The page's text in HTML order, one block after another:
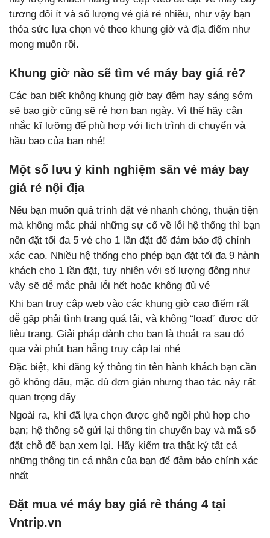
tương đối ít và số lượng vé giá rẻ nhiều, như vậy bạn
thỏa sức lựa chọn vé theo khung giờ và địa điểm như
mong muốn rồi.
Khung giờ nào sẽ tìm vé máy bay giá rẻ?
Các bạn biết không khung giờ bay đêm hay sáng sớm
sẽ bao giờ cũng sẽ rẻ hơn ban ngày. Vì thế hãy cân
nhắc kĩ lưỡng để phù hợp với lịch trình di chuyển và
hầu bao của bạn nhé!
Một số lưu ý kinh nghiệm săn vé máy bay
giá rẻ nội địa
Nếu bạn muốn quá trình đặt vé nhanh chóng, thuận tiện
mà không mắc phải những sự cố về lỗi hệ thống thì bạn
nên đặt tối đa 5 vé cho 1 lần đặt để đảm bảo độ chính
xác cao. Nhiều hệ thống cho phép bạn đặt tối đa 9 hành
khách cho 1 lần đặt, tuy nhiên với số lượng đông như
vậy sẽ dễ mắc phải lỗi hết hoặc không đủ vé
Khi bạn truy cập web vào các khung giờ cao điểm rất
dễ gặp phải tình trạng quá tải, và không “load” được dữ
liệu trang. Giải pháp dành cho bạn là thoát ra sau đó
qua vài phút bạn hẵng truy cập lại nhé
Đặc biệt, khi đăng ký thông tin tên hành khách bạn cần
gõ không dấu, mặc dù đơn giản nhưng thao tác này rất
quan trọng đấy
Ngoài ra, khi đã lựa chọn được ghế ngồi phù hợp cho
bạn; hệ thống sẽ gửi lại thông tin chuyến bay và mã số
đặt chỗ để bạn xem lại. Hãy kiểm tra thật ký tất cả
những thông tin cá nhân của bạn để đảm bảo chính xác
nhất
Đặt mua vé máy bay giá rẻ tháng 4 tại
Vntrip.vn